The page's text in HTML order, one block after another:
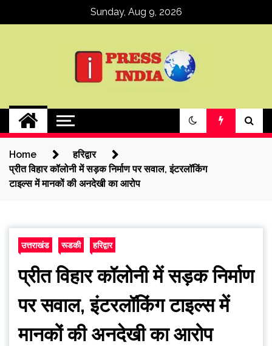
Sunday, Aug 9, 2026
ipressindia
Home
हरिद्वार
प्रीत विहार कॉलोनी में सड़क निर्माण पर सवाल, इंटरलॉकिंग
टाइल्स में मानकों की अनदेखी का आरोप
उत्तराखंड रूडकी हरिद्वार
प्रीत विहार कॉलोनी में सड़क निर्माण
पर सवाल, इंटरलॉकिंग टाइल्स में
मानकों की अनदेखी का आरोप